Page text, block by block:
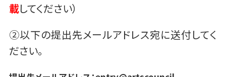
載してください）
②以下の提出先メールアドレス宛に送付してく
ださい。